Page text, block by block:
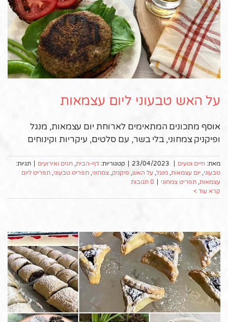
על האש טבעוני ליום עצמאות
אוסף מתכונים המתאימים לארוחת יום עצמאות, מנגל
ופיקניק צמחוני, בלי בשר, עם סלטים, עיקריות וקינוחים
מאת: חיים וטעים 23/04/2023 קטגוריות: דף-הבית, חגים ואירועים
תגיות:
טבעוני, יום עצמאות, מנגל, על האש, פיקניק, צמחוני, תפריט טבעוני, תפריט ליום
עצמאות, תפריט צמחוני
0 תגובות
קרא עוד >